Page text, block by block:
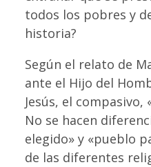
todos los pobres y
historia?
Según el relato de
ante el Hijo del
Jesús, el compasivo,
No se hacen
elegido» y «pueblo
de las diferentes